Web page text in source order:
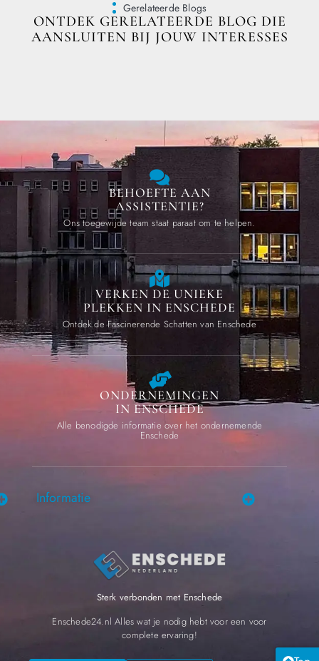
Gerelateerde Blogs
ONTDEK GERELATEERDE BLOG DIE
AANSLUITEN BIJ JOUW INTERESSES
BEHOEFTE AAN
ASSISTENTIE?
Ons toegewijde team staat paraat om te helpen.
VERKEN DE UNIEKE
PLEKKEN IN ENSCHEDE
Ontdek de Fascinerende Schatten van Enschede
ONDERNEMINGEN
IN ENSCHEDE
Alle benodigde informatie over het ondernemende
Enschede
Informatie
Sterk verbonden met Enschede
Enschede24.nl Alles wat je nodig hebt voor een voor
complete ervaring!